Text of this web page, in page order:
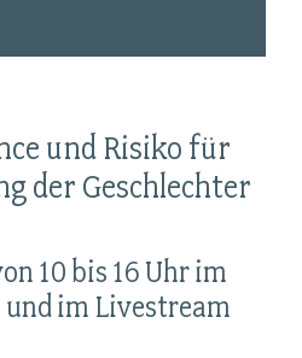
und Risiko für
der Geschlechter
10 bis 16 Uhr im
im Livestream